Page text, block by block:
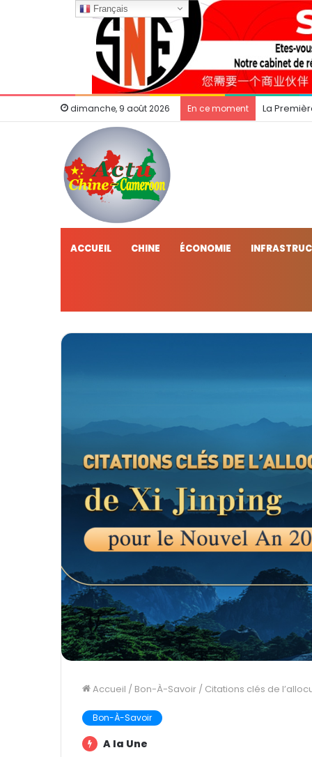
dimanche, 9 août 2026 En ce moment La
ACCUEIL CHINE ÉCONOMIE
Accueil / Bon-À-Savoir / Citations clés de
Bon-À-Savoir
A la Une
Français